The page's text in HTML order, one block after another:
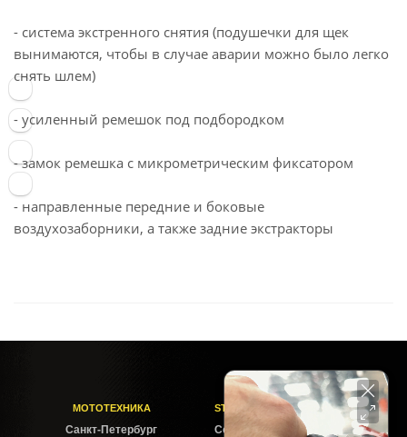
- система экстренного снятия (подушечки для щек
вынимаются, чтобы в случае аварии можно было легко
снять шлем)
- усиленный ремешок под подбородком
- замок ремешка с микрометрическим фиксатором
- направленные передние и боковые
воздухозаборники, а также задние экстракторы
МОТОТЕХНИКА
Cанкт-Петербург
STELS-PITER СОФИЙСКАЯ
Софийская ул. 6Б